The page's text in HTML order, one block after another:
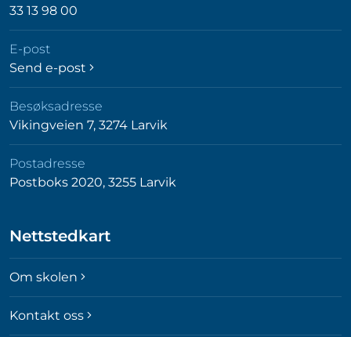
33 13 98 00
E-post
Send e-post
Besøksadresse
Vikingveien 7, 3274 Larvik
Postadresse
Postboks 2020, 3255 Larvik
Nettstedkart
Om skolen
Kontakt oss